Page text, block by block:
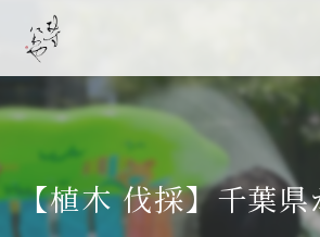
【植木 伐採】千葉